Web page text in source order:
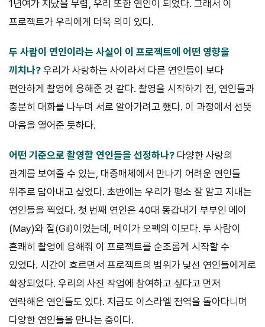
1년여가 지났을 무렵, 우리 또한 연인이 되었다. 그래서 이
프로젝트가 우리에게 더욱 의미 있다.
두 사람이 연인이라는 사실이 이 프로젝트에 어떤 영향을
끼치나? 우리가 사랑하는 사이라서 다른 연인들이 보다
편안하게 촬영에 응해준 것 같다. 촬영을 시작하기 전, 연인들과
충분히 대화를 나누며 서로 알아가려고 했다. 이 과정에서 선뜻
마음을 열어준 듯하다.
어떤 기준으로 촬영할 연인들을 선정하나? 다양한 사랑의
관계를 보여줄 수 있는, 대중매체에서 만나기 어려운 연인들
위주로 담아내고 싶었다. 초반에는 우리가 평소 잘 알고 지내는
연인들을 찍었다. 첫 번째 연인은 40대 동갑내기 부부인 메이
(May)와 질(Gil)이었는데, 메이가 오펙의 이모다. 두 사람이
흔쾌히 촬영에 응해줘 이 프로젝트를 순조롭게 시작할 수
있었다. 시간이 흐르면서 프로젝트의 범위가 낯선 연인들에게로
확장되었다. 우리의 사진 작업에 참여하고 싶다고 먼저
연락해온 연인들도 있다. 지금도 이스라엘 전역을 돌아다니며
다양한 연인들을 만나는 중이다.